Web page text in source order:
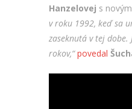
Hanzelovej s
v roku 1992, keď sa
zaseknutá v tej
rokov,“ povedal